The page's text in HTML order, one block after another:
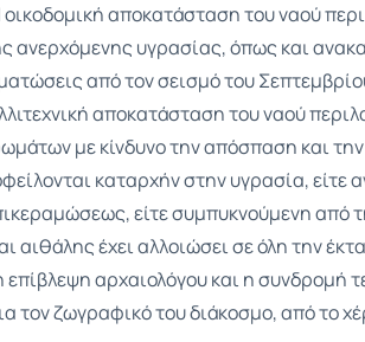
αποκατάσταση του ναού
ανερχόμενης υγρασίας, όπως και
από τον σεισμό του
αποκατάσταση του ναού
με κίνδυνο την απόσπαση και
καταρχήν στην υγρασία,
είτε συμπυκνούμενη
έχει αλλοιώσει σε όλη την
αρχαιολόγου και η συνδρομή
τον ζωγραφικό του διάκοσμο, από το